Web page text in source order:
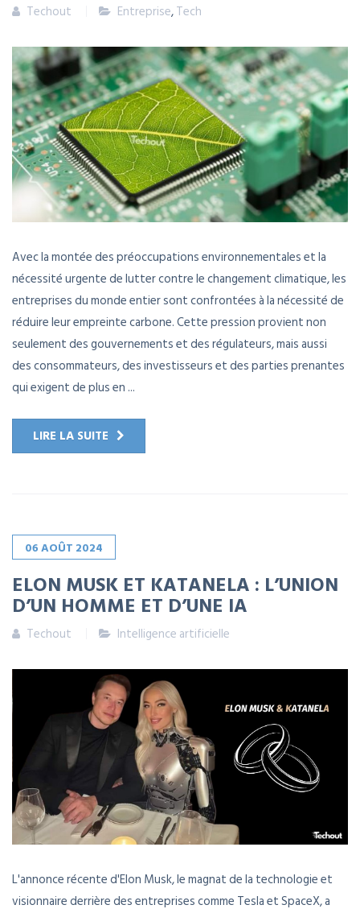
Techout Entreprise,Tech
Avec la montée des préoccupations environnementales et la
nécessité urgente de lutter contre le changement climatique, les
entreprises du monde entier sont confrontées à la nécessité de
réduire leur empreinte carbone. Cette pression provient non
seulement des gouvernements et des régulateurs, mais aussi
des consommateurs, des investisseurs et des parties prenantes
qui exigent de plus en ...
LIRE LA SUITE
06AOÛT 2024
ELON MUSK ET KATANELA : L’UNION
D’UN HOMME ET D’UNE IA
Techout Intelligence artificielle
L'annonce récente d'Elon Musk, le magnat de la technologie et
visionnaire derrière des entreprises comme Tesla et SpaceX, a